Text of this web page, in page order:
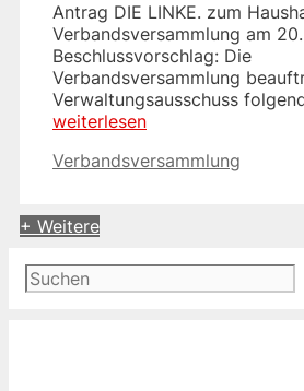
Antrag DIE LINKE. zum
Verbandsversammlung am
Beschlussvorschlag: Die
Verbandsversammlung
Verwaltungsausschuss
weiterlesen
Kategorien
Verbandsversammlung
+ Weitere
Suchen